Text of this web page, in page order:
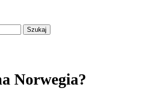
Norwegia?